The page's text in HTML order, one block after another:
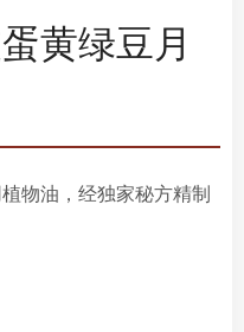
黄绿豆月
物油，经独家秘方精制